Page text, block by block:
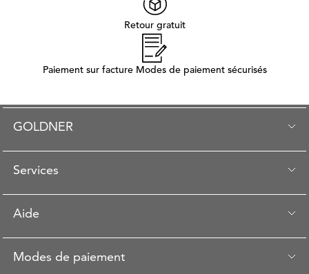
Retour gratuit
Paiement sur facture Modes de paiement sécurisés
GOLDNER
Services
Aide
Modes de paiement